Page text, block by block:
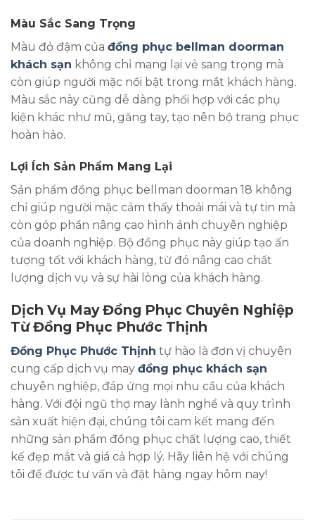
Màu Sắc Sang Trọng
Màu đỏ đậm của đồng phục bellman doorman
khách sạn không chỉ mang lại vẻ sang trọng mà
còn giúp người mặc nổi bật trong mắt khách hàng.
Màu sắc này cũng dễ dàng phối hợp với các phụ
kiện khác như mũ, găng tay, tạo nên bộ trang phục
hoàn hảo.
Lợi Ích Sản Phẩm Mang Lại
Sản phẩm đồng phục bellman doorman 18 không
chỉ giúp người mặc cảm thấy thoải mái và tự tin mà
còn góp phần nâng cao hình ảnh chuyên nghiệp
của doanh nghiệp. Bộ đồng phục này giúp tạo ấn
tượng tốt với khách hàng, từ đó nâng cao chất
lượng dịch vụ và sự hài lòng của khách hàng.
Dịch Vụ May Đồng Phục Chuyên Nghiệp
Từ Đồng Phục Phước Thịnh
Đồng Phục Phước Thịnh tự hào là đơn vị chuyên
cung cấp dịch vụ may đồng phục khách sạn
chuyên nghiệp, đáp ứng mọi nhu cầu của khách
hàng. Với đội ngũ thợ may lành nghề và quy trình
sản xuất hiện đại, chúng tôi cam kết mang đến
những sản phẩm đồng phục chất lượng cao, thiết
kế đẹp mắt và giá cả hợp lý. Hãy liên hệ với chúng
tôi để được tư vấn và đặt hàng ngay hôm nay!